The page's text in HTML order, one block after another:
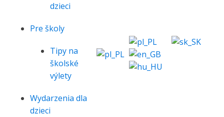
dzieci
Pre školy
Tipy na
školské
výlety
Wydarzenia dla
dzieci